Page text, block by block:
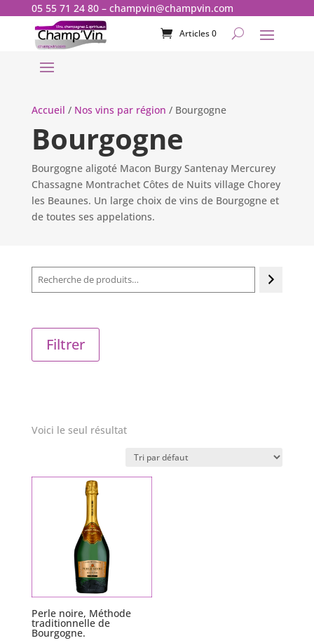
05 55 71 24 80– champvin@champvin.com
Articles 0
Accueil / Nos vins par région / Bourgogne
Bourgogne
Bourgogne aligoté Macon Burgy Santenay Mercurey
Chassagne Montrachet Côtes de Nuits village Chorey
les Beaunes. Un large choix de vins de Bourgogne et
de toutes ses appelations.
Recherche
Filtrer
Voici le seul résultat
Perle noire, Méthode
traditionnelle de
Bourgogne.